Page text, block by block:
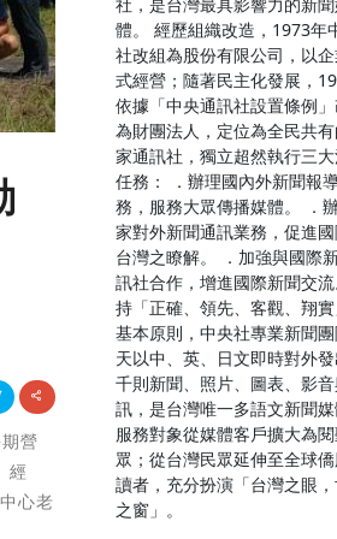
營
經
心老
體。 經歷組織改造，1973年
社改組為股份有限公司，以
式經營；隨著民主化發展，
依據「中央通訊社設置條例
為財團法人，定位為全民共
家通訊社，獨立超然執行三
任務： ．辦理國內外新聞報
務，服務大眾傳播媒體。 ．
家對外新聞通訊業務，促進
台灣之瞭解。 ．加強與國際
訊社合作，增進國際新聞交
持「正確、領先、客觀、翔
基本原則，中央社專業新聞
天以中、英、日文即時對外發
千則新聞、照片、圖表、影
訊，是台灣唯一多語文新聞媒
服務對象從媒體客戶擴大為
眾；從台灣民眾延伸至全球
讀者，充分扮演「台灣之眼
之窗」。